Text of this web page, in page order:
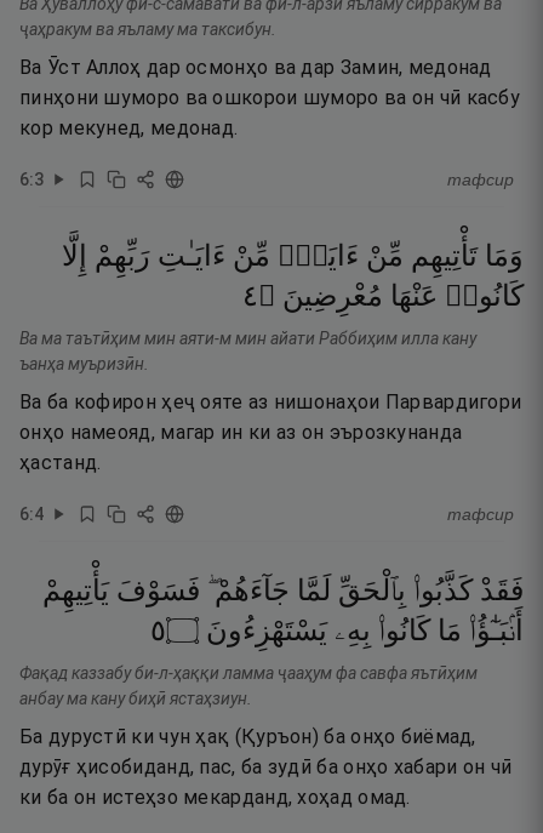
ҷаҳракум ва яъламу ма таксибун.
Ва Ӯст Аллоҳ дар осмонҳо ва дар Замин, медонад
пинҳони шуморо ва ошкорои шуморо ва он чӣ касбу
кор мекунед, медонад.
6:3 тафсир
وَمَا تَأْتِيهِم مِّنْ ءَايَةٍۢ مِّنْ ءَايَـٰتِ رَبِّهِمْ
إِلَّا
كَانُوا۟ عَنْهَا مُعْرِضِينَ ۝٤
Ва ма таътӣҳим мин аяти-м мин айати Раббиҳим илла кану
ъанҳа муъризӣн.
Ва ба кофирон ҳеҷ ояте аз нишонаҳои Парвардигори
онҳо намеояд, магар ин ки аз он эърозкунанда
ҳастанд.
6:4 тафсир
فَقَدْ كَذَّبُوا۟ بِٱلْحَقِّ لَمَّا جَآءَهُمْ ۖ فَسَوْفَ يَأْتِيهِمْ
أَنۢبَـٰٓؤُا۟ مَا كَانُوا۟ بِهِۦ يَسْتَهْزِءُونَ ۝٥
Фақад каззабу би-л-ҳаққи ламма ҷааҳум фа савфа яътӣҳим
анбау ма кану биҳӣ ястаҳзиун.
Ба дурустӣ ки чун ҳақ (Қуръон) ба онҳо биёмад,
дурӯғ ҳисобиданд, пас, ба зудӣ ба онҳо хабари он чӣ
ки ба он истеҳзо мекарданд, хоҳад омад.